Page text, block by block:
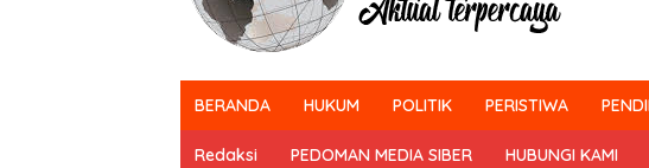
BERANDA HUKUM POLITIK PERISTIWA
Redaksi PEDOMAN MEDIA SIBER HUBUNGI KAMI